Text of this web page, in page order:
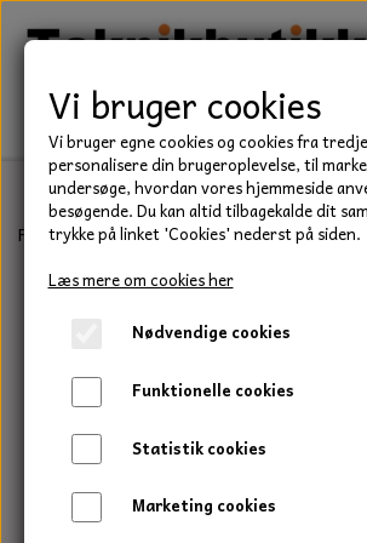
TEKNIK
KILEREMME
LEJER
PAKDÅSER
LÅSERINGE
BEFÆSTELSE
HAVE/PARK
UNIVERSALE REMME TIL
HAVETRAKTOR
TRAKTOR/
Forside Befæstelse Gevindstænger
Vi bruger cookies
Vi bruger egne cookies og cookies fra
personalisere din brugeroplevelse, til
undersøge, hvordan vores hjemmeside
besøgende. Du kan altid tilbagekalde dit
trykke på linket 'Cookies' nederst på siden.
Læs mere om cookies her
Nødvendige cookies
Funktionelle cookies
Statistik cookies
Marketing cookies